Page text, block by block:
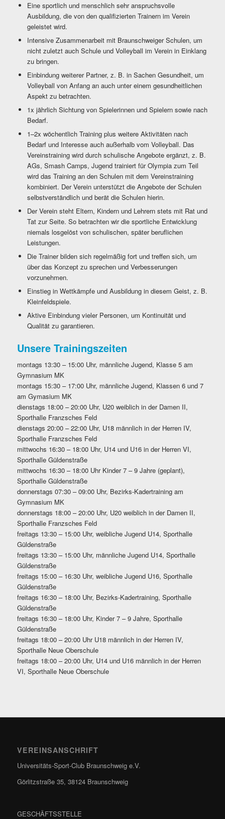
Eine sportlich und menschlich sehr anspruchsvolle
Ausbildung, die von den qualifizierten Trainern im Verein
geleistet wird.
Intensive Zusammenarbeit mit Braunschweiger Schulen, um
nicht zuletzt auch Schule und Volleyball im Verein in Einklang
zu bringen.
Einbindung weiterer Partner, z. B. in Sachen Gesundheit, um
Volleyball von Anfang an auch unter einem gesundheitlichen
Aspekt zu betrachten.
1x jährlich Sichtung von Spielerinnen und Spielern sowie nach
Bedarf.
1–2x wöchentlich Training plus weitere Aktivitäten nach
Bedarf und Interesse auch außerhalb vom Volleyball. Das
Vereinstraining wird durch schulische Angebote ergänzt, z. B.
AGs, Smash Camps, Jugend trainiert für Olympia zum Teil
wird das Training an den Schulen mit dem Vereinstraining
kombiniert. Der Verein unterstützt die Angebote der Schulen
selbstverständlich und berät die Schulen hierin.
Der Verein steht Eltern, Kindern und Lehrern stets mit Rat und
Tat zur Seite. So betrachten wir die sportliche Entwicklung
niemals losgelöst von schulischen, später beruflichen
Leistungen.
Die Trainer bilden sich regelmäßig fort und treffen sich, um
über das Konzept zu sprechen und Verbesserungen
vorzunehmen.
Einstieg in Wettkämpfe und Ausbildung in diesem Geist, z. B.
Kleinfeldspiele.
Aktive Einbindung vieler Personen, um Kontinuität und
Qualität zu garantieren.
Unsere Trainingszeiten
montags 13:30 – 15:00 Uhr, männliche Jugend, Klasse 5 am
Gymnasium MK
montags 15:30 – 17:00 Uhr, männliche Jugend, Klassen 6 und 7
am Gymasium MK
dienstags 18:00 – 20:00 Uhr, U20 weiblich in der Damen II,
Sporthalle Franzsches Feld
dienstags 20:00 – 22:00 Uhr, U18 männlich in der Herren IV,
Sporthalle Franzsches Feld
mittwochs 16:30 – 18:00 Uhr, U14 und U16 in der Herren VI,
Sporthalle Güldenstraße
mittwochs 16:30 – 18:00 Uhr Kinder 7 – 9 Jahre (geplant),
Sporthalle Güldenstraße
donnerstags 07:30 – 09:00 Uhr, Bezirks-Kadertraining am
Gymnasium MK
donnerstags 18:00 – 20:00 Uhr, U20 weiblich in der Damen II,
Sporthalle Franzsches Feld
freitags 13:30 – 15:00 Uhr, weibliche Jugend U14, Sporthalle
Güldenstraße
freitags 13:30 – 15:00 Uhr, männliche Jugend U14, Sporthalle
Güldenstraße
freitags 15:00 – 16:30 Uhr, weibliche Jugend U16, Sporthalle
Güldenstraße
freitags 16:30 – 18:00 Uhr, Bezirks-Kadertraining, Sporthalle
Güldenstraße
freitags 16:30 – 18:00 Uhr, Kinder 7 – 9 Jahre, Sporthalle
Güldenstraße
freitags 18:00 – 20:00 Uhr U18 männlich in der Herren IV,
Sporthalle Neue Oberschule
freitags 18:00 – 20:00 Uhr, U14 und U16 männlich in der Herren
VI, Sporthalle Neue Oberschule
VEREINSANSCHRIFT
Universitäts-Sport-Club Braunschweig e.V.
Görlitzstraße 35, 38124 Braunschweig
GESCHÄFTSSTELLE